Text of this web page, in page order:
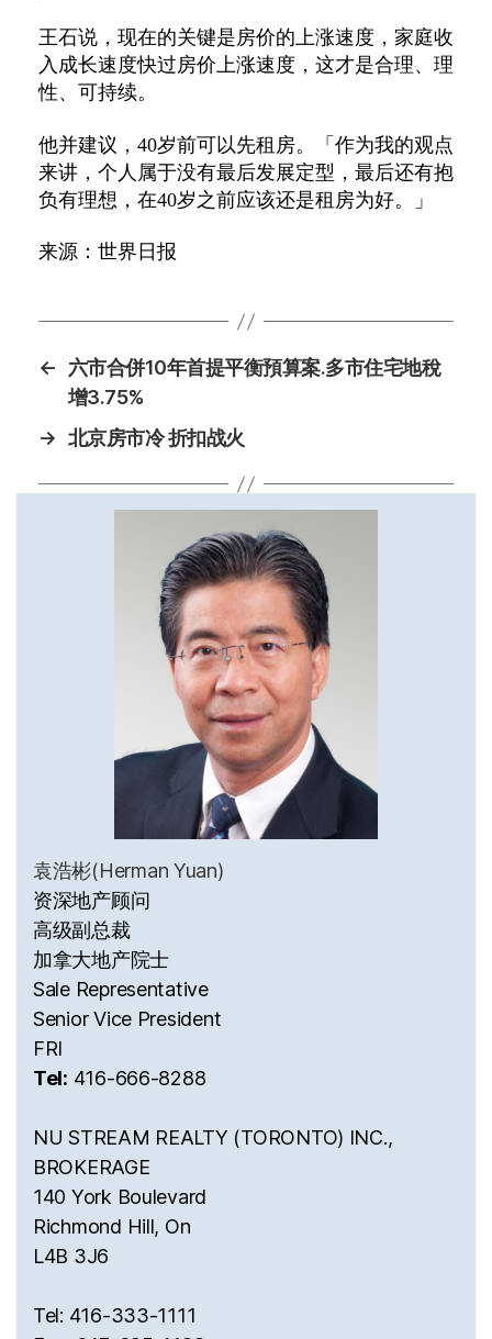
王石说，现在的关键是房价的上涨速度，家庭收
入成长速度快过房价上涨速度，这才是合理、理
性、可持续。
他并建议，40岁前可以先租房。「作为我的观点
来讲，个人属于没有最后发展定型，最后还有抱
负有理想，在40岁之前应该还是租房为好。」
来源：世界日报
←
六市合併10年首提平衡預算案.多市住宅地稅
增3.75%
→ 北京房市冷 折扣战火
袁浩彬(Herman Yuan)
资深地产顾问
高级副总裁
加拿大地产院士
Sale Representative
Senior Vice President
FRI
Tel: 416-666-8288
NU STREAM REALTY (TORONTO) INC.,
BROKERAGE
140 York Boulevard
Richmond Hill, On
L4B 3J6
Tel: 416-333-1111